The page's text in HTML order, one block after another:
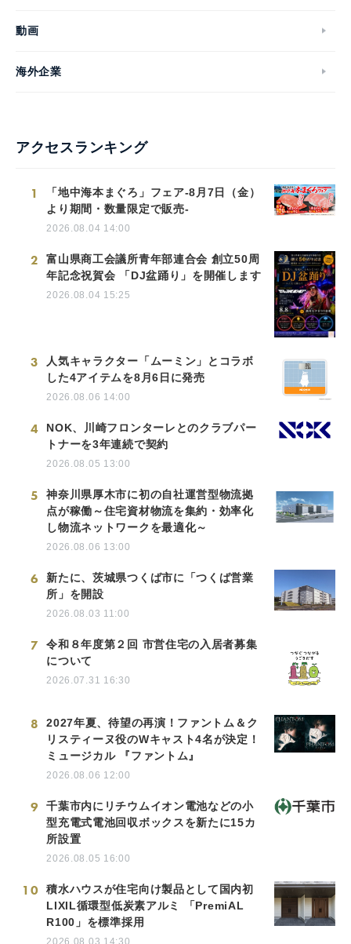
動画
海外企業
アクセスランキング
1
「地中海本まぐろ」フェア-8月7日（金）
より期間・数量限定で販売-
2026.08.04 14:00
2
富山県商工会議所青年部連合会 創立50周
年記念祝賀会 「DJ盆踊り」を開催します
2026.08.04 15:25
3
人気キャラクター「ムーミン」とコラボ
した4アイテムを8月6日に発売
2026.08.06 14:00
4
NOK、川崎フロンターレとのクラブパー
トナーを3年連続で契約
2026.08.05 13:00
5
神奈川県厚木市に初の自社運営型物流拠
点が稼働～住宅資材物流を集約・効率化
し物流ネットワークを最適化～
2026.08.06 13:00
6
新たに、茨城県つくば市に「つくば営業
所」を開設
2026.08.03 11:00
7
令和８年度第２回 市営住宅の入居者募集
について
2026.07.31 16:30
8
2027年夏、待望の再演！ファントム＆ク
リスティーヌ役のWキャスト4名が決定！
ミュージカル 『ファントム』
2026.08.06 12:00
9
千葉市内にリチウムイオン電池などの小
型充電式電池回収ボックスを新たに15カ
所設置
2026.08.05 16:00
10
積水ハウスが住宅向け製品として国内初
LIXIL循環型低炭素アルミ 「PremiAL
R100」を標準採用
2026.08.03 14:30